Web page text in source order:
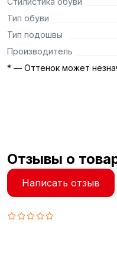
Тип обуви
Тип подошвы
Производитель
* — Оттенок может
Отзывы о
Написать отзыв